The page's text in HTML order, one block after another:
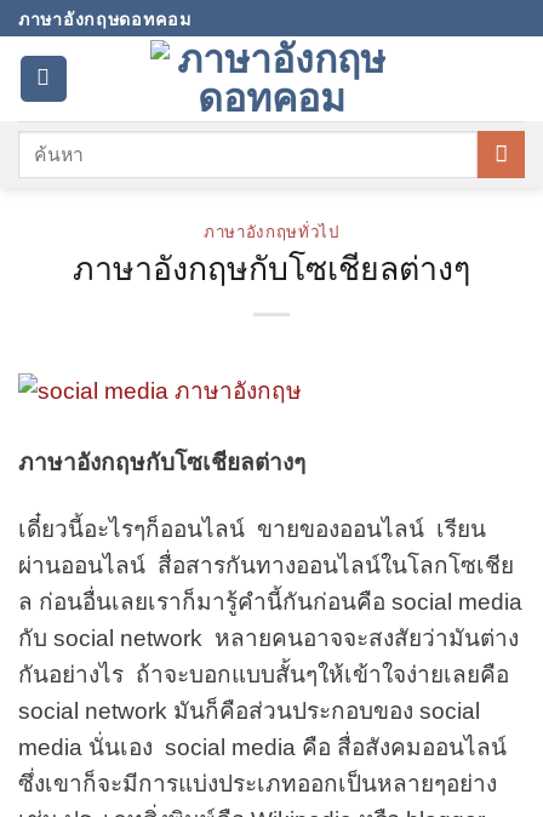
Skip
content
ภาษาอังกฤษดอทคอม
ภาษาอังกฤษทั่วไป
ภาษาอังกฤษกับโซเชียลต่างๆ
ภาษาอังกฤษกับโซเชียลต่างๆ
เดี๋ยวนี้อะไรๆก็ออนไลน์ ขายของออนไลน์ เรียน
ผ่านออนไลน์ สื่อสารกันทางออนไลน์ในโลกโซเชีย
ล ก่อนอื่นเลยเราก็มารู้คำนี้กันก่อนคือ social media
กับ social network หลายคนอาจจะสงสัยว่ามันต่าง
กันอย่างไร ถ้าจะบอกแบบสั้นๆให้เข้าใจง่ายเลยคือ
social network มันก็คือส่วนประกอบของ social
media นั่นเอง social media คือ สื่อสังคมออนไลน์
ซึ่งเขาก็จะมีการแบ่งประเภทออกเป็นหลายๆอย่าง